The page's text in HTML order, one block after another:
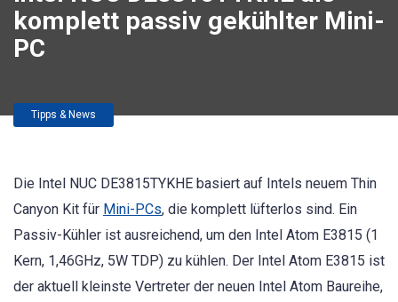
komplett passiv gekühlter Mini-
PC
Tipps & News
Die Intel NUC DE3815TYKHE basiert auf Intels neuem Thin
Canyon Kit für Mini-PCs, die komplett lüfterlos sind. Ein
Passiv-Kühler ist ausreichend, um den Intel Atom E3815 (1
Kern, 1,46GHz, 5W TDP) zu kühlen. Der Intel Atom E3815 ist
der aktuell kleinste Vertreter der neuen Intel Atom Baureihe,